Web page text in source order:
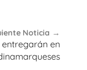
Noticia
en